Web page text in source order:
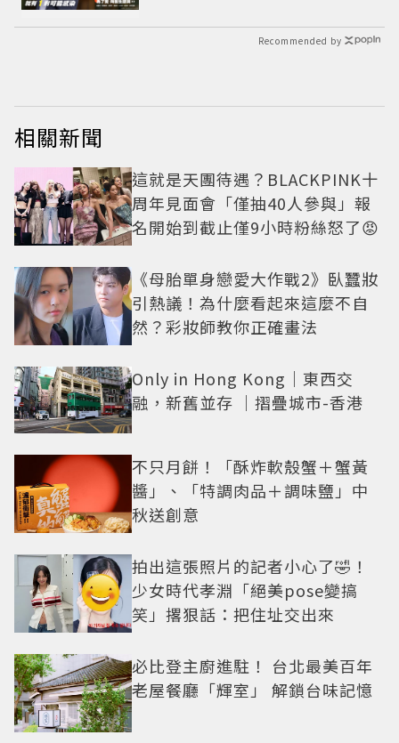
Recommended by
相關新聞
這就是天團待遇？BLACKPINK十
周年見面會「僅抽40人參與」報
名開始到截止僅9小時粉絲怒了😡
《母胎單身戀愛大作戰2》臥蠶妝
引熱議！為什麼看起來這麼不自
然？彩妝師教你正確畫法
Only in Hong Kong｜東西交
融，新舊並存 ｜摺疊城市-香港
不只月餅！「酥炸軟殼蟹＋蟹黃
醬」、「特調肉品＋調味鹽」中
秋送創意
拍出這張照片的記者小心了🤣！
少女時代孝淵「絕美pose變搞
笑」撂狠話：把住址交出來
必比登主廚進駐！ 台北最美百年
老屋餐廳「輝室」 解鎖台味記憶